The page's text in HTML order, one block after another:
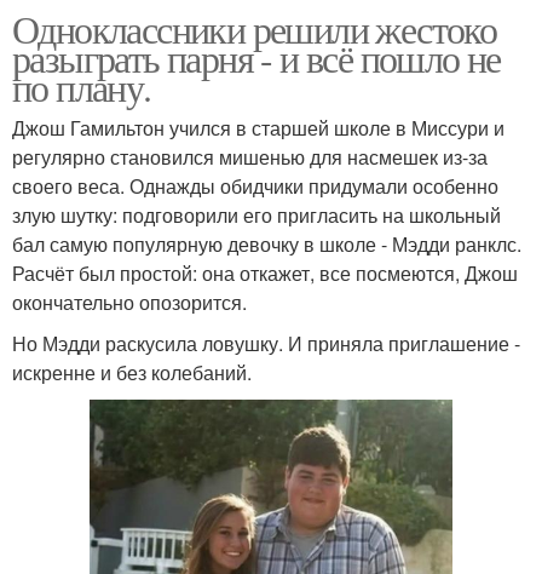
Одноклассники решили жестоко
разыграть парня - и всё пошло не
по плану.
Джош Гамильтон учился в старшей школе в Миссури и
регулярно становился мишенью для насмешек из-за
своего веса. Однажды обидчики придумали особенно
злую шутку: подговорили его пригласить на школьный
бал самую популярную девочку в школе - Мэдди ранклс.
Расчёт был простой: она откажет, все посмеются, Джош
окончательно опозорится.
Но Мэдди раскусила ловушку. И приняла приглашение -
искренне и без колебаний.